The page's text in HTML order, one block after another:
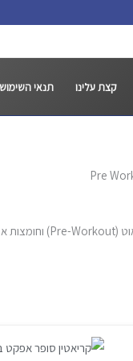
קצת עלינו תנאי השימוש